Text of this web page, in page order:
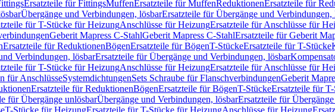
Ersatzteile für FittingsMuffenErsatzteile für MuffenReduktionenErsatzteile für
Übergänge und Verbindungen, lösbarErsatzteile für Übergänge und Verbindungen,
für T-Stücke für HeizungAnschlüsse für HeizungErsatzteile für Anschlüsse für
Geberit Mapress C-StahlGeberit Mapress C-StahlErsatzteile für Geberit
Ersatzteile für ReduktionenBögenErsatzteile für BögenT-StückeErsatzteile für T-Stücke
Verbindungen, lösbarErsatzteile für Übergänge und Verbindungen, lösbar
für T-Stücke für HeizungAnschlüsse für HeizungErsatzteile für Anschlüsse für
für AnschlüsseSystemdichtungenSets Schraube für FlanschverbindungenGeberit
Ersatzteile für ReduktionenBögenErsatzteile für BögenT-StückeErsatzteile für
für Übergänge unlösbarÜbergänge und Verbindungen, lösbarErsatzteile für
T-Stücke für HeizungErsatzteile für T-Stücke für HeizungAnschlüsse für Heizung